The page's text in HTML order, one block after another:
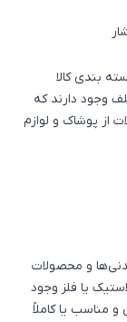
بندی کالا
وجود دارند که
از پوشاک و لوازم
و محصولات
یا فلز وجود
مناسب یا کاملاً